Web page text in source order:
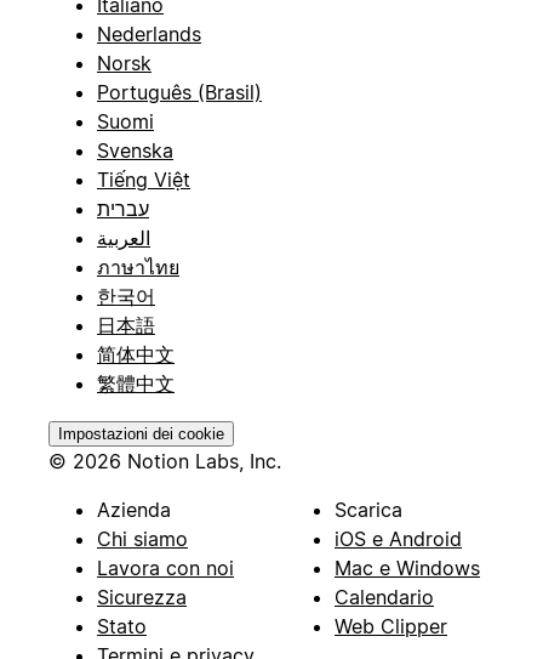
Nederlands
Norsk
Português (Brasil)
Suomi
Svenska
Tiếng Việt
עברית
العربية
ภาษาไทย
한국어
日本語
简体中文
繁體中文
Impostazioni dei cookie
© 2026 Notion Labs, Inc.
Azienda
Chi siamo
Lavora con noi
Sicurezza
Stato
Scarica
iOS e Android
Mac e Windows
Calendario
Web Clipper